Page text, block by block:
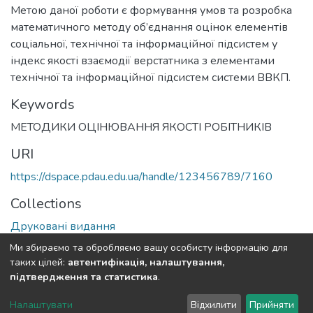
Метою даної роботи є формування умов та розробка
математичного методу об’єднання оцінок елементів
соціальної, технічної та інформаційної підсистем у
індекс якості взаємодії верстатника з елементами
технічної та інформаційної підсистем системи ВВКП.
Keywords
МЕТОДИКИ ОЦІНЮВАННЯ ЯКОСТІ РОБІТНИКІВ
URI
https://dspace.pdau.edu.ua/handle/123456789/7160
Collections
Друковані видання
Full item page
DSpace software copyright © 2002-2026 LYRASIS
Ми збираємо та обробляємо вашу особисту інформацію для
таких цілей: автентифікація, налаштування,
підтвердження та статистика.
Налаштувати Відхилити Прийняти